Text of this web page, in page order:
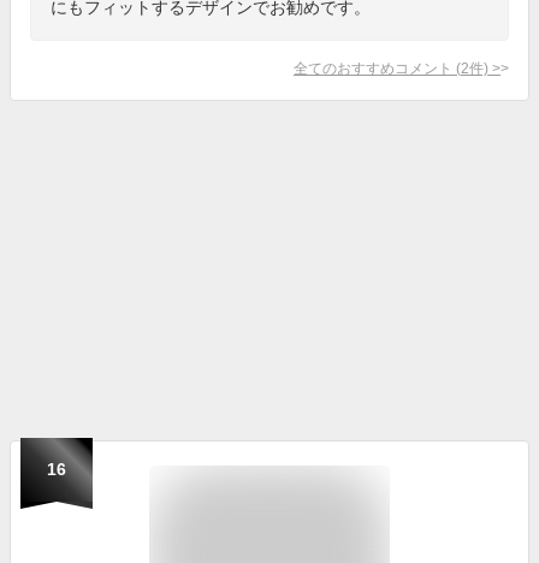
にもフィットするデザインでお勧めです。
全てのおすすめコメント (2件) >
16